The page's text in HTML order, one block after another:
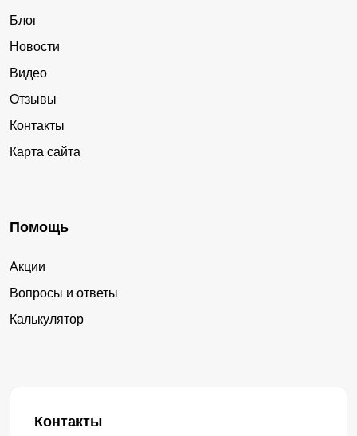
Блог
Новости
Видео
Отзывы
Контакты
Карта сайта
Помощь
Акции
Вопросы и ответы
Калькулятор
Контакты